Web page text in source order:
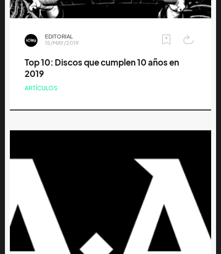
EDITORIAL
15/MAY/2019
Top 10: Discos que cumplen 10 años en
2019
ARTÍCULOS